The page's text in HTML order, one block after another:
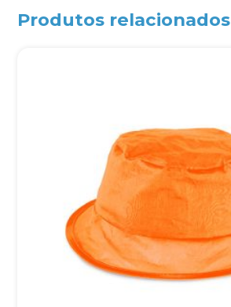
Produtos relacionados